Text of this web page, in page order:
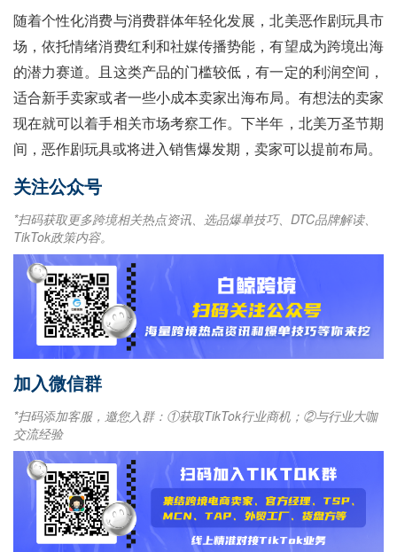
随着个性化消费与消费群体年轻化发展，北美恶作剧玩具市
场，依托情绪消费红利和社媒传播势能，有望成为跨境出海
的潜力赛道。且这类产品的门槛较低，有一定的利润空间，
适合新手卖家或者一些小成本卖家出海布局。有想法的卖家
现在就可以着手相关市场考察工作。下半年，北美万圣节期
间，恶作剧玩具或将进入销售爆发期，卖家可以提前布局。
关注公众号
*扫码获取更多跨境相关热点资讯、选品爆单技巧、DTC品牌解读、
TikTok政策内容。
加入微信群
*扫码添加客服，邀您入群：①获取TikTok行业商机；②与行业大咖
交流经验